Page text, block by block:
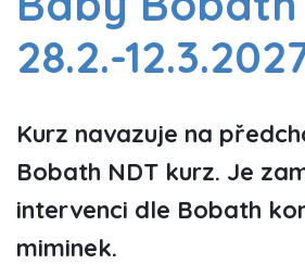
28.2.-
Kurz navazuje na
Bobath NDT kurz. Je
intervenci dle Bobath
miminek.